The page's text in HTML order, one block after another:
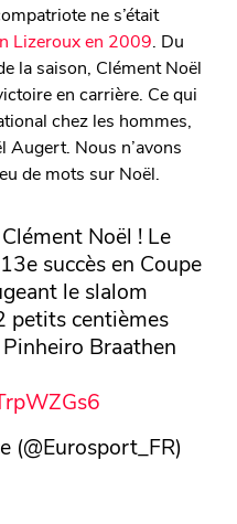
ne s’était
Lizeroux en 2009 . Du
la saison, Clément Noël
en carrière. Ce qui
chez les hommes,
Augert. Nous n’avons
de mots sur Noël.
Noël ! Le
succès en Coupe
le slalom
petits centièmes
Pinheiro Braathen
(@Eurosport_FR)